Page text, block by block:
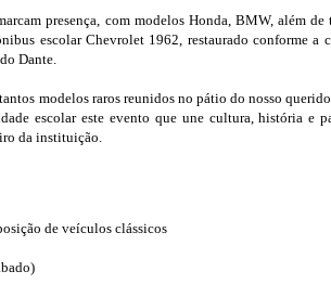
presença, com modelos Honda, BMW, além
escolar Chevrolet 1962, restaurado conforme
Dante.
modelos raros reunidos no pátio do nosso
escolar este evento que une cultura, história e
da instituição.
de veículos clássicos